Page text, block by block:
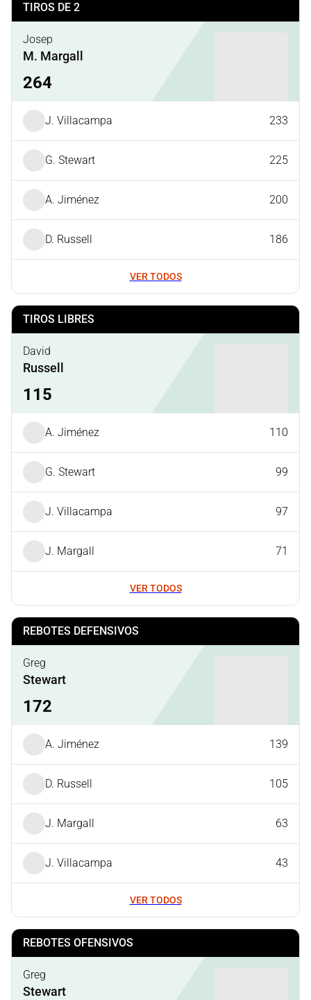
TIROS DE 2
Josep
M. Margall
264
J. Villacampa 233
G. Stewart 225
A. Jiménez 200
D. Russell 186
VER TODOS
TIROS LIBRES
David
Russell
115
A. Jiménez 110
G. Stewart 99
J. Villacampa 97
J. Margall 71
VER TODOS
REBOTES DEFENSIVOS
Greg
Stewart
172
A. Jiménez 139
D. Russell 105
J. Margall 63
J. Villacampa 43
VER TODOS
REBOTES OFENSIVOS
Greg
Stewart